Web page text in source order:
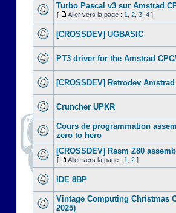
Turbo Pascal v3 sur Amstrad
[ Aller vers la page : 1 2 3 4 ]
[CROSSDEV] UGBASIC
PT3 driver for the Amstrad
[CROSSDEV] Retrodev Amstrad
Cruncher UPKR
Cours de programmation
zero to hero
[CROSSDEV] Rasm Z80
[ Aller vers la page : 1 2 ]
IDE 8BP
Vintage Computing Christmas
2025)